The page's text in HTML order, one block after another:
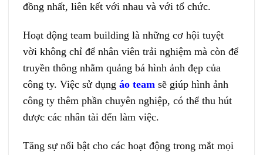
đồng nhất, liên kết với nhau và với tổ chức.
Hoạt động team building là những cơ hội tuyệt
vời không chỉ để nhân viên trải nghiệm mà còn để
truyền thông nhằm quảng bá hình ảnh đẹp của
công ty. Việc sử dụng áo team sẽ giúp hình ảnh
công ty thêm phần chuyên nghiệp, có thể thu hút
được các nhân tài đến làm việc.
Tăng sự nổi bật cho các hoạt động trong mắt mọi